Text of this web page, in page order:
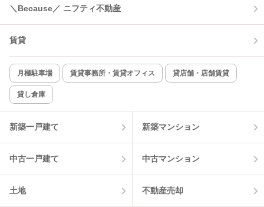
コンロ2口以上
新着のみ インターネット無料
該当件数:
0件
＼Because／ ニフティ不動産
賃貸
月極駐車場 賃貸事務所・賃貸オフィス 貸店舗・店舗賃貸
貸し倉庫
新築一戸建て 新築マンション
中古一戸建て 中古マンション
土地 不動産売却